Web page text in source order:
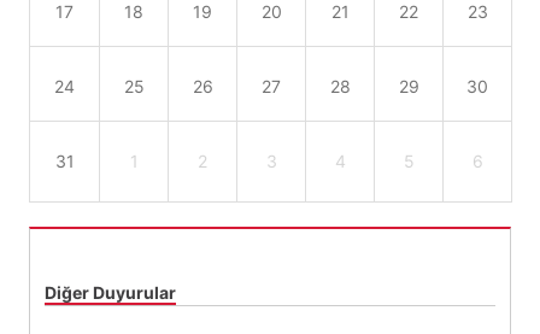
17 18 19 20 21 22 23
24 25 26 27 28 29 30
31 1 2 3 4 5 6
Diğer Duyurular